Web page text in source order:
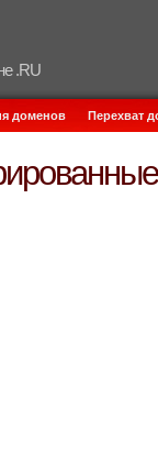
.RU
доменов Перехват